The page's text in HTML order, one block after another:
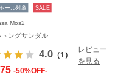
ール対象 SALE
Mos2
トングサンダル
4.0 （1）
レビュー
を見る
-50%OFF-